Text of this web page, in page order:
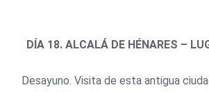
DÍA 18. ALCALÁ DE HÉNARES –
Desayuno. Visita de esta antigua